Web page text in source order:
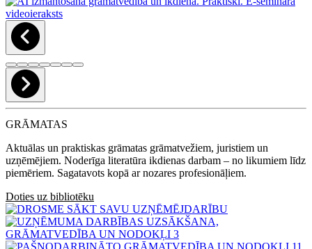
GRĀMATAS
Aktuālas un praktiskas grāmatas grāmatvežiem, juristiem un
uzņēmējiem. Noderīga literatūra ikdienas darbam – no likumiem līdz
piemēriem. Sagatavots kopā ar nozares profesionāļiem.
Doties uz bibliotēku